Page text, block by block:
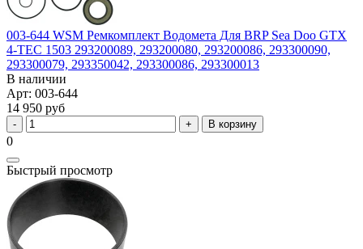
003-644 WSM Ремкомплект Водомета Для BRP Sea Doo GTX
4-TEC 1503 293200089, 293200080, 293200086, 293300090,
293300079, 293350042, 293300086, 293300013
В наличии
Арт: 003-644
14 950 руб
В корзину
0
Быстрый просмотр